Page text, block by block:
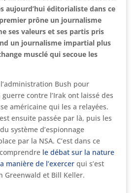
aujourd’hui éditorialiste dans ce
prône un journalisme
ses valeurs et ses partis pris
un journalisme impartial plus
musclé qui secoue les
Bush pour
contre l’Irak ont laissé des
américaine qui les a relayées.
ensuite passée par là, puis les
système d’espionnage
par la NSA. C’est dans ce
le débat sur la nature
manière de l’exercerqui s’est
Greenwald et Bill Keller.